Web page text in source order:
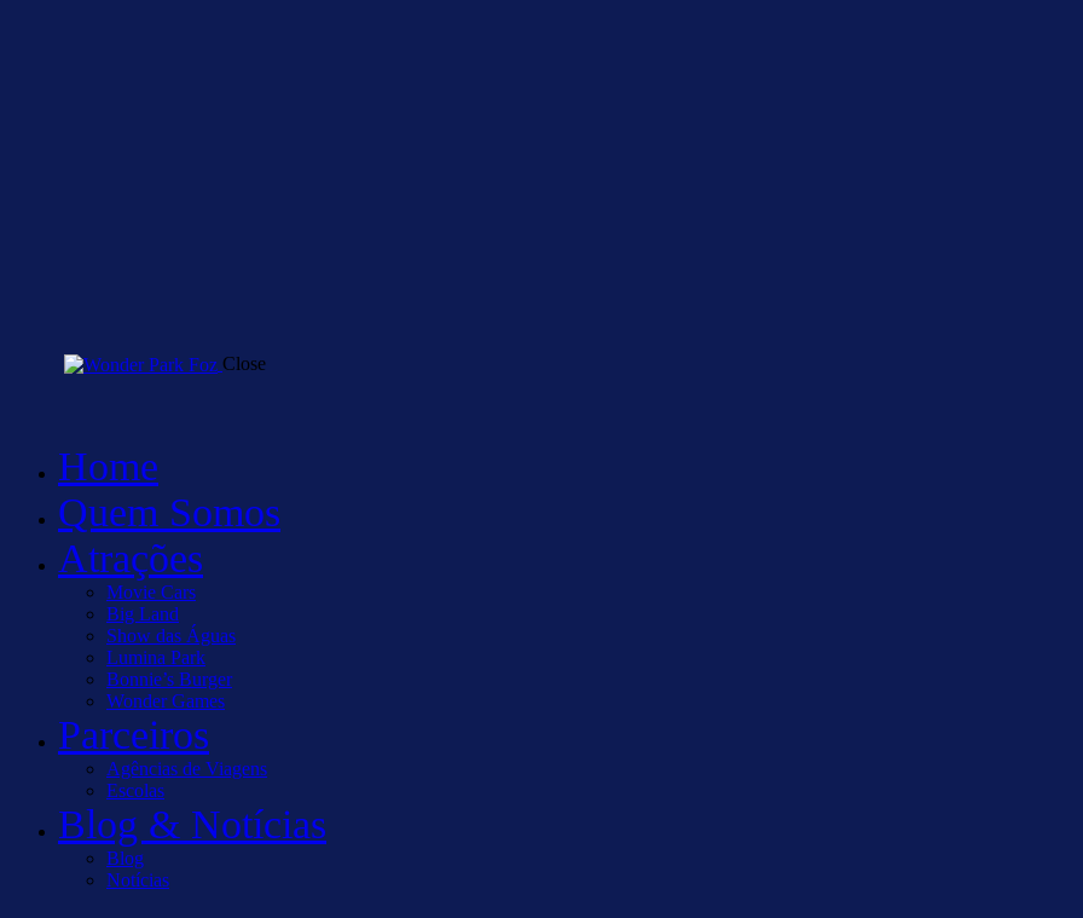
Close
Home
Quem Somos
Atrações
Movie Cars
Big Land
Show das Águas
Lumina Park
Bonnie’s Burger
Wonder Games
Parceiros
Agências de Viagens
Escolas
Blog & Notícias
Blog
Notícias